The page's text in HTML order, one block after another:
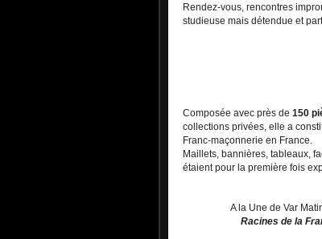
Rendez-vous, rencontres
studieuse mais détendue et
Composée avec près de 150
collections privées, elle a
Franc-maçonnerie en France.
Maillets, bannières, tableaux,
étaient pour la première fois
A la Une de Var
Racines de la